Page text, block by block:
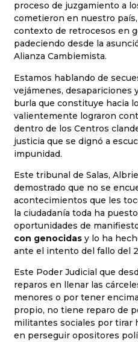
proceso de juzgamiento a
cometieron en nuestro
contexto de retrocesos en
padeciendo desde la
Alianza Cambiemista.
Estamos hablando de
vejámenes, desapariciones
burla que constituye hacia
valientemente lograron
dentro de los Centros
justicia que se dignó a
impunidad.
Este tribunal de Salas,
demostrado que no se
acontecimientos que les
la ciudadanía toda ha
oportunidades de
con genocidas y lo ha
ante el intento del fallo del
Este Poder Judicial que
reparos en llenar las
menores o por tener
propio, no tiene reparo de
militantes sociales por tirar
en perseguir opositores